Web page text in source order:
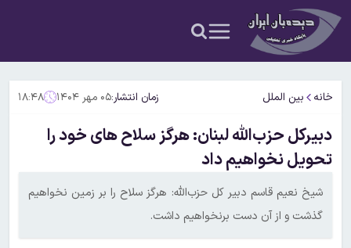
خانه بین الملل زمان انتشار:۰۵ مهر ۱۴۰۴ ۱۸:۴۸
دبیرکل حزب‌الله لبنان: هرگز سلاح های خود را
تحویل نخواهیم داد
شیخ نعیم قاسم دبیر کل حزب‌الله: هرگز سلاح را بر زمین نخواهیم
گذشت و از آن دست برنخواهیم داشت.